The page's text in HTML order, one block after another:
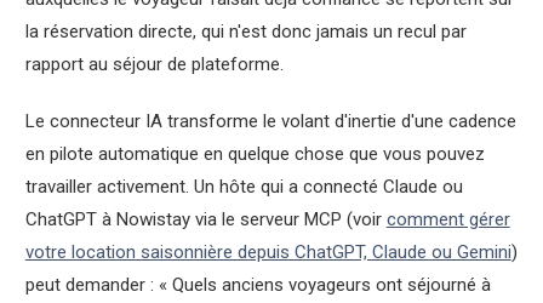
la réservation directe, qui n'est donc jamais un recul par
rapport au séjour de plateforme.
Le connecteur IA transforme le volant d'inertie d'une cadence
en pilote automatique en quelque chose que vous pouvez
travailler activement. Un hôte qui a connecté Claude ou
ChatGPT à Nowistay via le serveur MCP (voir comment gérer
votre location saisonnière depuis ChatGPT, Claude ou Gemini)
peut demander : « Quels anciens voyageurs ont séjourné à